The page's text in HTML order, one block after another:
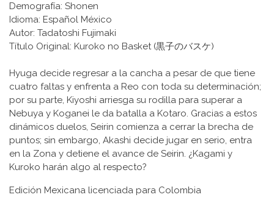
Demografía: Shonen
Idioma: Español México
Autor: Tadatoshi Fujimaki
Título Original: Kuroko no Basket (黒子のバスケ)
Hyuga decide regresar a la cancha a pesar de que tiene
cuatro faltas y enfrenta a Reo con toda su determinación;
por su parte, Kiyoshi arriesga su rodilla para superar a
Nebuya y Koganei le da batalla a Kotaro. Gracias a estos
dinámicos duelos, Seirin comienza a cerrar la brecha de
puntos; sin embargo, Akashi decide jugar en serio, entra
en la Zona y detiene el avance de Seirin. ¿Kagami y
Kuroko harán algo al respecto?
Edición Mexicana licenciada para Colombia